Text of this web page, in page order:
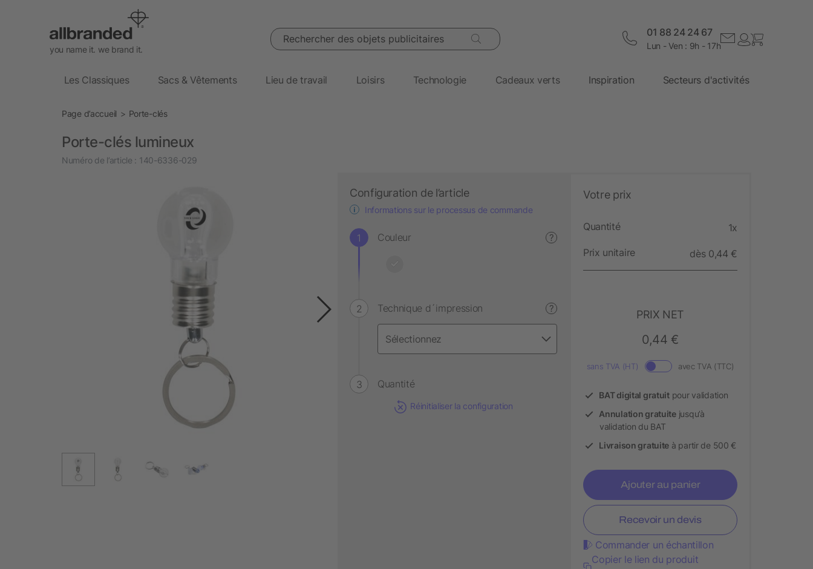
you name it. we brand it.
Rechercher des objets publicitaires 01 88 24 24 67
Lun - Ven : 9h - 17h
Les Classiques Sacs & Vêtements Lieu de travail Loisirs Technologie Cadeaux verts Inspiration Secteurs d'activités
Page d’accueil Porte-clés
Porte-clés lumineux
Numéro de l’article : 140-6336-029
Configuration de l’article
Informations sur le processus de commande
Couleur ?
Technique d´impression ?
Quantité
Réinitialiser la configuration
Votre prix
Quantité 1x
Prix unitaire dès 0,44 €
PRIX NET
0,44 €
sans TVA (HT) avec TVA (TTC)
BAT digital gratuitpour validation
Annulation gratuitejusqu’à
validation du BAT
Livraison gratuite à partir de 500 €
Ajouter au panier
Recevoir un devis
Commander un échantillon
Copier le lien du produit